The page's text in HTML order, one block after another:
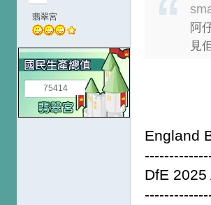
翡翠宮
75414
阿
見
England
DfE 2025